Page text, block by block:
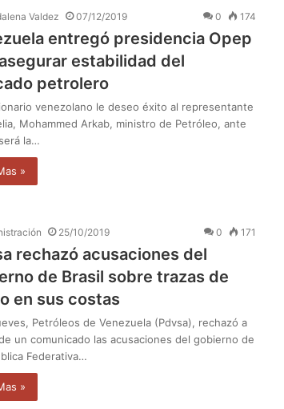
Valdez 07/12/2019 0 174
entregó presidencia Opep
estabilidad del
petrolero
venezolano le deseo éxito al representante
Mohammed Arkab, ministro de Petróleo, ante
la…
»
25/10/2019 0 171
rechazó acusaciones del
de Brasil sobre trazas de
en sus costas
Petróleos de Venezuela (Pdvsa), rechazó a
un comunicado las acusaciones del gobierno de
Federativa…
»